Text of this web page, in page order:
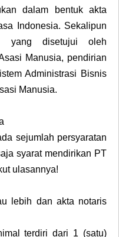
dalam bentuk akta
Indonesia. Sekalipun
yang disetujui oleh
Manusia, pendirian
Administrasi Bisnis
Manusia.
sejumlah persyaratan
syarat mendirikan PT
ulasannya!
lebih dan akta notaris
terdiri dari 1 (satu)